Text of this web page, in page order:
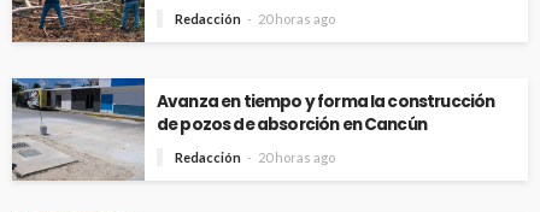
Redacción 20 horas ago
Avanza en tiempo y forma la construcción
de pozos de absorción en Cancún
Redacción 20 horas ago